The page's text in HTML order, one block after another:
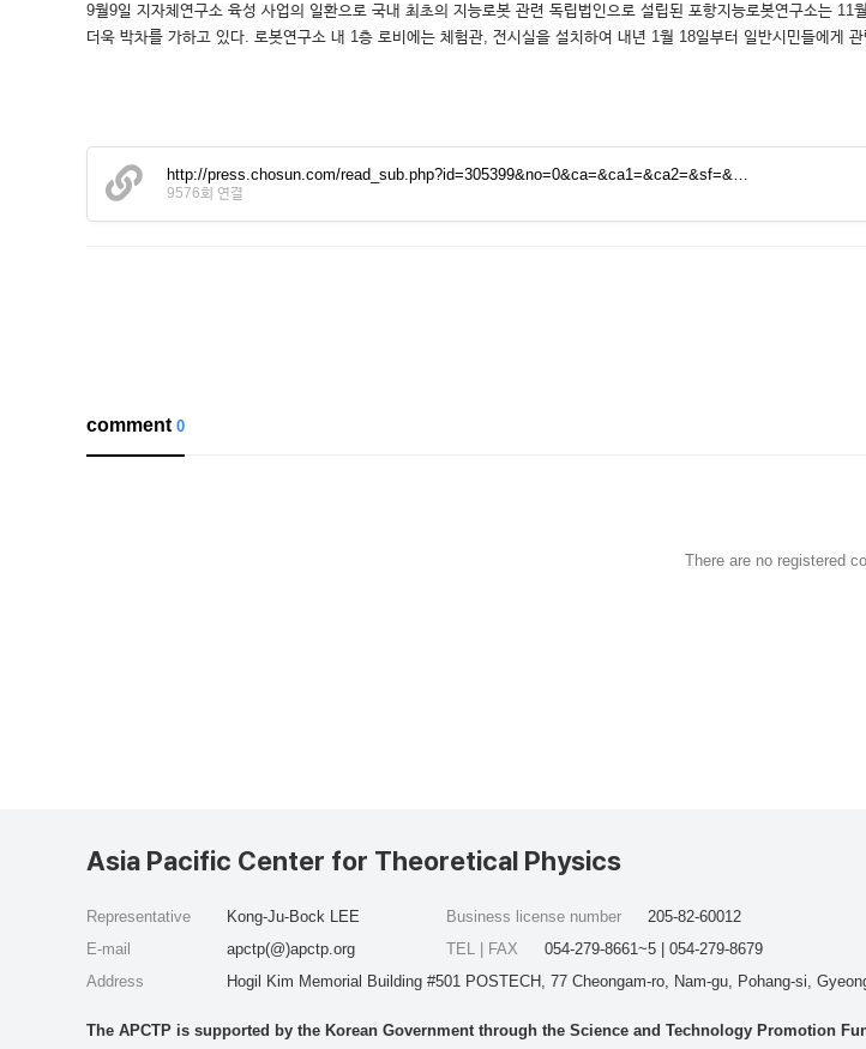
9월9일 지자체연구소 육성 사업의 일환으로 국내 최초의 지능로봇 관련 독립법인으로 설립된 포항지능로봇연구소는
더욱 박차를 가하고 있다. 로봇연구소 내 1층 로비에는 체험관, 전시실을 설치하여 내년 1월 18일부터 일반시민들에게
http://press.chosun.com/read_sub.php?id=305399&no=0&ca=&ca1=&ca2=&sf=&…
9576회 연결
comment0
There are no registered
Asia Pacific Center for Theoretical Physics
Representative
Kong-Ju-Bock LEE
E-mail
apctp(@)apctp.org
Address
Hogil Kim Memorial Building #501 POSTECH, 77 Cheongam-ro, Nam-gu, Pohang-si,
Business license number
205-82-60012
TEL | FAX
054-279-8661~5 | 054-279-8679
The APCTP is supported by the Korean Government through the Science and Technology Promotion